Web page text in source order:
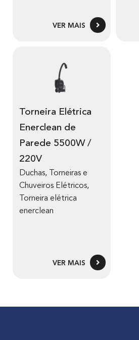
VER MAIS
Torneira Elétrica
Enerclean de
Parede 5500W /
220V
Duchas, Torneiras e
Chuveiros Elétricos,
Torneira elétrica
enerclean
VER MAIS